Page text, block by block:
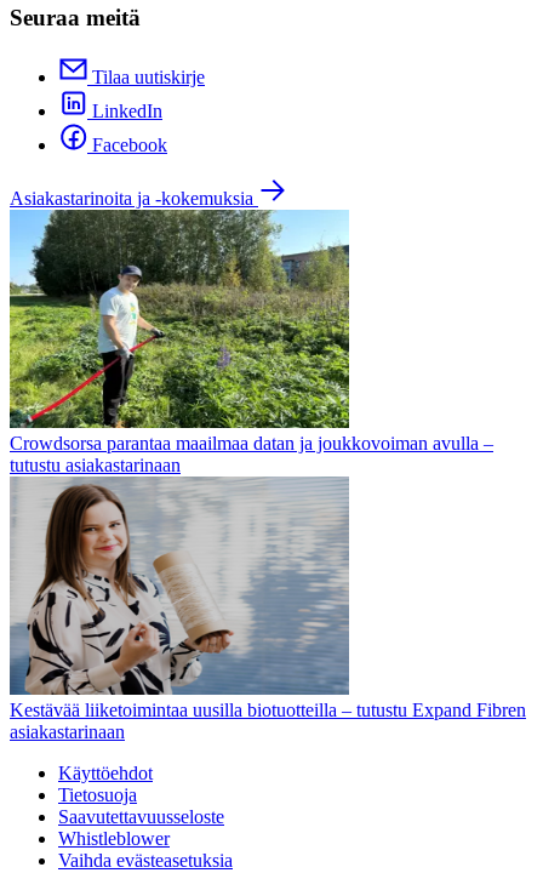
Seuraa meitä
Tilaa uutiskirje
LinkedIn
Facebook
Asiakastarinoita ja -kokemuksia
Crowdsorsa parantaa maailmaa datan ja joukkovoiman avulla –
tutustu asiakastarinaan
Kestävää liiketoimintaa uusilla biotuotteilla – tutustu Expand Fibren
asiakastarinaan
Käyttöehdot
Tietosuoja
Saavutettavuusseloste
Whistleblower
Vaihda evästeasetuksia